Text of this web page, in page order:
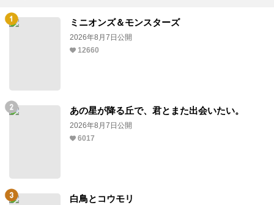
ミニオンズ＆モンスターズ
2026年8月7日公開
12660
あの星が降る丘で、君とまた出会いたい。
2026年8月7日公開
6017
白鳥とコウモリ